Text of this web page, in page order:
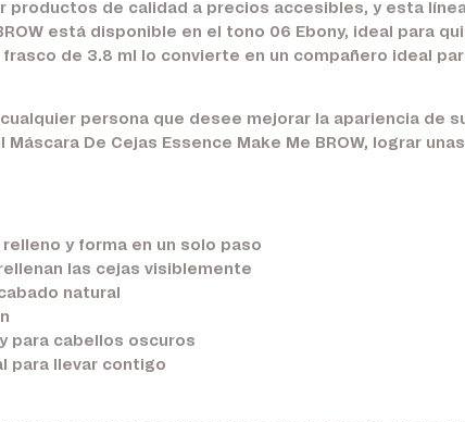
productos de calidad a precios accesibles, y esta
está disponible en el tono 06 Ebony, ideal para
de 3.8 ml lo convierte en un compañero ideal
persona que desee mejorar la apariencia de
De Cejas Essence Make Me BROW, lograr
y forma en un solo paso
las cejas visiblemente
natural
para cabellos oscuros
para llevar contigo